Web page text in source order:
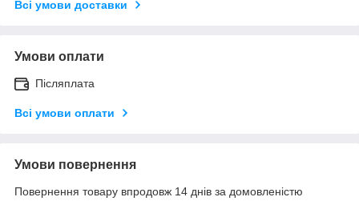
Всі умови доставки
Умови оплати
Післяплата
Всі умови оплати
Умови повернення
Повернення товару впродовж 14 днів за домовленістю